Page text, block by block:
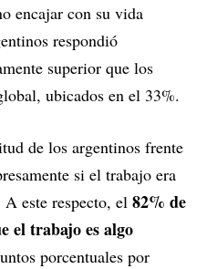
encajar con su vida
respondió
superior que los
ubicados en el 33%.
de los argentinos frente
si el trabajo era
este respecto, el 82% de
el trabajo es algo
porcentuales por